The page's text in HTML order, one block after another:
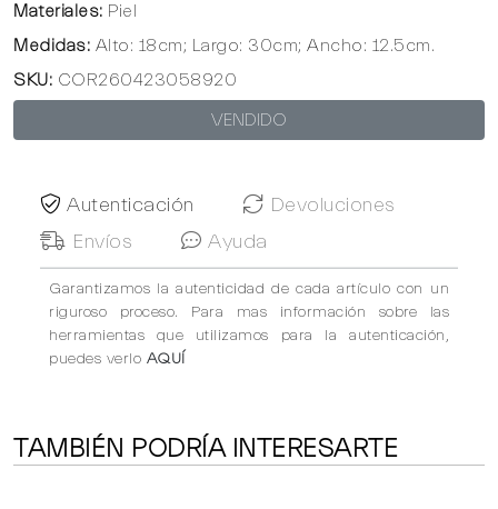
Materiales: Piel
Medidas: Alto: 18cm; Largo: 30cm; Ancho: 12.5cm.
SKU: COR260423058920
VENDIDO
Autenticación
Devoluciones
Envíos
Ayuda
Garantizamos la autenticidad de cada artículo con un
riguroso proceso. Para mas información sobre las
herramientas que utilizamos para la autenticación,
puedes verlo AQUÍ
TAMBIÉN PODRÍA INTERESARTE